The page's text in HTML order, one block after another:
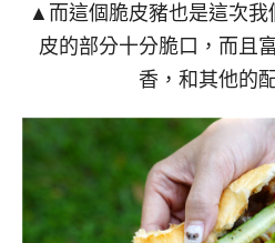
▲而這個脆皮豬也是這次我
皮的部分十分脆口，而且
香，和其他的